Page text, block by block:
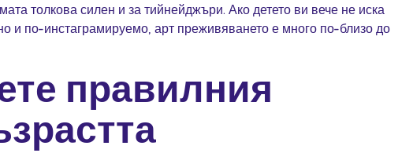
толкова силен и за тийнейджъри. Ако детето ви вече не иска
и по-инстаграмируемо, арт преживяването е много по-близо до
правилния